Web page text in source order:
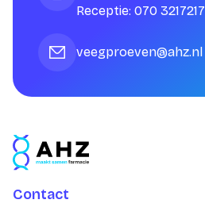
Receptie: 070 3217217
veegproeven@ahz.nl
Contact